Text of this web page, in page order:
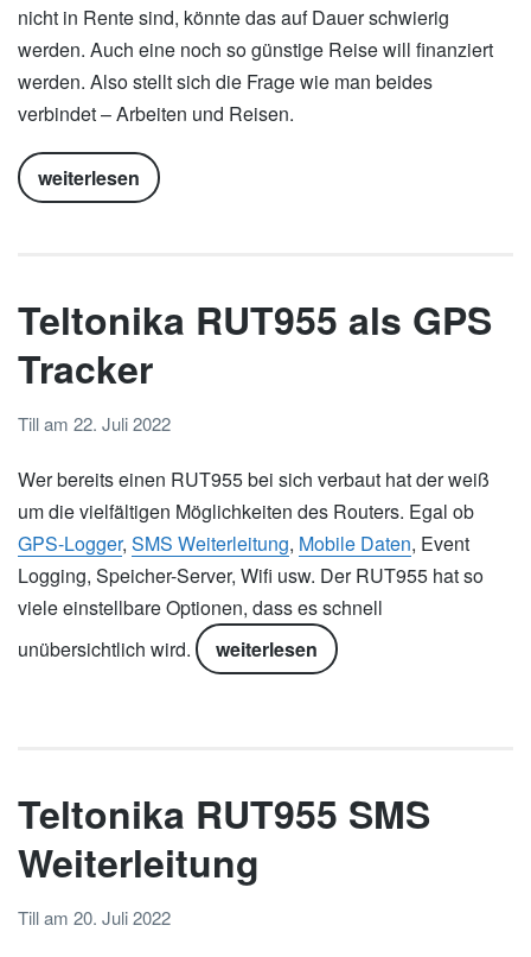
nicht in Rente sind, könnte das auf Dauer schwierig
werden. Auch eine noch so günstige Reise will finanziert
werden. Also stellt sich die Frage wie man beides
verbindet – Arbeiten und Reisen.
weiterlesen
Teltonika RUT955 als GPS
Tracker
Tillam 22. Juli 2022
Wer bereits einen RUT955 bei sich verbaut hat der weiß
um die vielfältigen Möglichkeiten des Routers. Egal ob
GPS-Logger, SMS Weiterleitung, Mobile Daten, Event
Logging, Speicher-Server, Wifi usw. Der RUT955 hat so
viele einstellbare Optionen, dass es schnell
unübersichtlich wird.
weiterlesen
Teltonika RUT955 SMS
Weiterleitung
Tillam 20. Juli 2022